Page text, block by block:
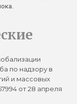
по надзору в
и массовых
от 28 апреля